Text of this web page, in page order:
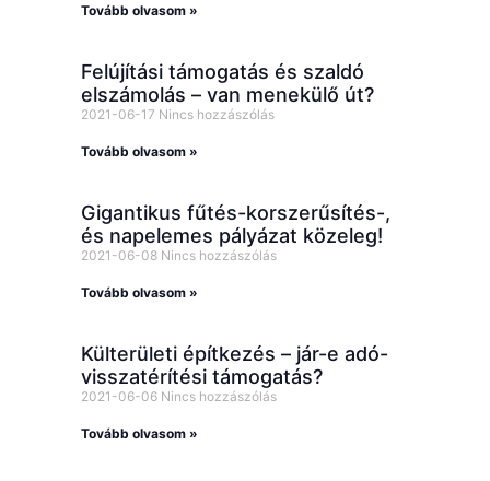
Tovább olvasom »
Felújítási támogatás és szaldó
elszámolás – van menekülő út?
2021-06-17 Nincs hozzászólás
Tovább olvasom »
Gigantikus fűtés-korszerűsítés-,
és napelemes pályázat közeleg!
2021-06-08 Nincs hozzászólás
Tovább olvasom »
Külterületi építkezés – jár-e adó-
visszatérítési támogatás?
2021-06-06 Nincs hozzászólás
Tovább olvasom »